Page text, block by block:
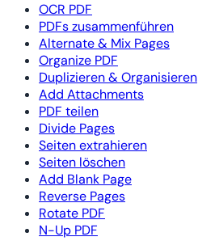
OCR PDF
PDFs zusammenführen
Alternate & Mix Pages
Organize PDF
Duplizieren & Organisieren
Add Attachments
PDF teilen
Divide Pages
Seiten extrahieren
Seiten löschen
Add Blank Page
Reverse Pages
Rotate PDF
N-Up PDF